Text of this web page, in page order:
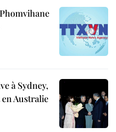
à Sydney,
en Australie